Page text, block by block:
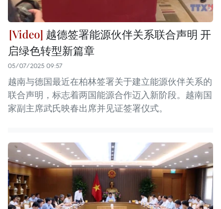
越德签署能源伙伴关系联合声明 开
启绿色转型新篇章
05/07/2025 09:57
越南与德国最近在柏林签署关于建立能源伙伴关系的
联合声明，标志着两国能源合作迈入新阶段。越南国
家副主席武氏映春出席并见证签署仪式。